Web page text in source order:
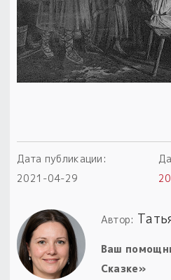
Новинки
Товары недели
Безоплатная доставка
к заказу от 3 тыс. руб.
Дата публикации:
2021-04-29
Автор:
Ваш
Сказке»